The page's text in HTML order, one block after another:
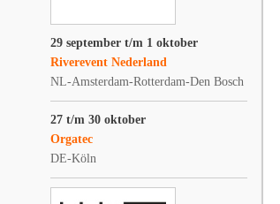
29 september t/m 1 oktober
Riverevent Nederland
NL-Amsterdam-Rotterdam-Den Bosch
27 t/m 30 oktober
Orgatec
DE-Köln